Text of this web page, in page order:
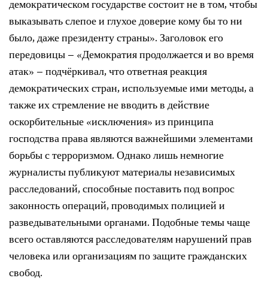
демократическом государстве состоит не в том, чтобы
выказывать слепое и глухое доверие кому бы то ни
было, даже президенту страны». Заголовок его
передовицы – «Демократия продолжается и во время
атак» – подчёркивал, что ответная реакция
демократических стран, используемые ими методы, а
также их стремление не вводить в действие
оскорбительные «исключения» из принципа
господства права являются важнейшими элементами
борьбы с терроризмом. Однако лишь немногие
журналисты публикуют материалы независимых
расследований, способные поставить под вопрос
законность операций, проводимых полицией и
разведывательными органами. Подобные темы чаще
всего оставляются расследователям нарушений прав
человека или организациям по защите гражданских
свобод.